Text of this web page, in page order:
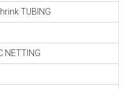
TUBING
NETTING